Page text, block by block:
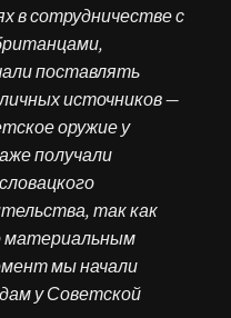
в сотрудничестве с
поставлять
источников —
оружие у
получали
так как
материальным
мы начали
у Советской